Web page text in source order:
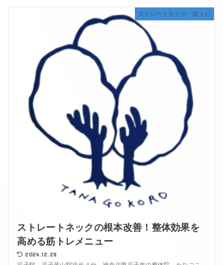
ストレートネック 筋トレ
ストレートネックの根本改善！整体効果を
高める筋トレメニュー
2024.12.28